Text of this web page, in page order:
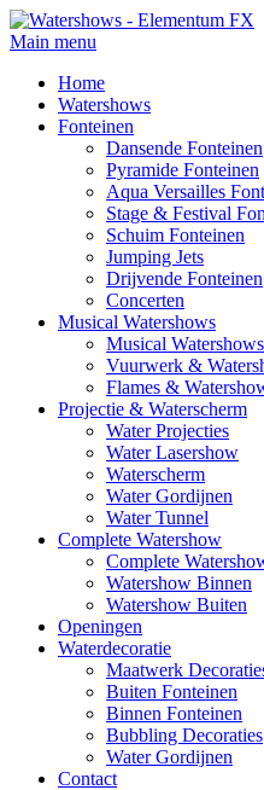
Main menu
Home
Watershows
Fonteinen
Dansende Fonteinen
Pyramide Fonteinen
Aqua Versailles
Stage & Festival
Schuim Fonteinen
Jumping Jets
Drijvende Fonteinen
Concerten
Musical Watershows
Musical Watershows
Vuurwerk &
Flames &
Projectie & Waterscherm
Water Projecties
Water Lasershow
Waterscherm
Water Gordijnen
Water Tunnel
Complete Watershow
Complete
Watershow Binnen
Watershow Buiten
Openingen
Waterdecoratie
Maatwerk
Buiten Fonteinen
Binnen Fonteinen
Bubbling Decoraties
Water Gordijnen
Contact